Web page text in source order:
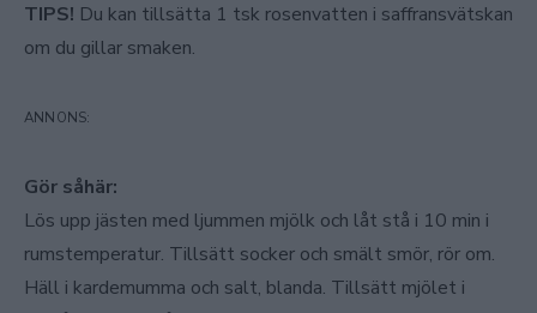
TIPS! Du kan tillsätta 1 tsk rosenvatten i saffransvätskan
om du gillar smaken.
Gör såhär:
Lös upp jästen med ljummen mjölk och låt stå i 10 min i
rumstemperatur. Tillsätt socker och smält smör, rör om.
Häll i kardemumma och salt, blanda. Tillsätt mjölet i